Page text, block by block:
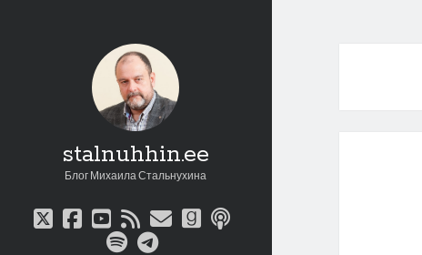
stalnuhhin.ee
Блог Михаила Стальнухина
twitter
facebook
youtube
rssemailgoodreads
podcast
spotifytelegram